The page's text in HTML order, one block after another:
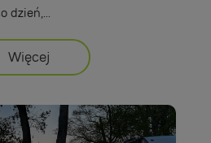
dzień,...
Więcej